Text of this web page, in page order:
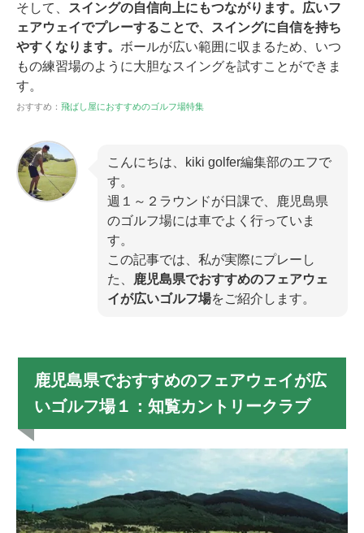
そして、
スイングの自信向上にもつながります。広いフ
ェアウェイでプレーすることで、スイングに自信を持ち
やすくなります。 ボールが広い範囲に収まるため、いつ
もの練習場のように大胆なスイングを試すことができま
す。
おすすめ： 飛ばし屋におすすめのゴルフ場特集
こんにちは、kiki golfer編集部のエフで
す。
週１～２ラウンドが日課で、鹿児島県
のゴルフ場には車でよく行っていま
す。
この記事では、私が実際にプレーし
た、
鹿児島県でおすすめのフェアウェ
イが広いゴルフ場をご紹介します。
鹿児島県でおすすめのフェアウェイが広
いゴルフ場１：知覧カントリークラブ